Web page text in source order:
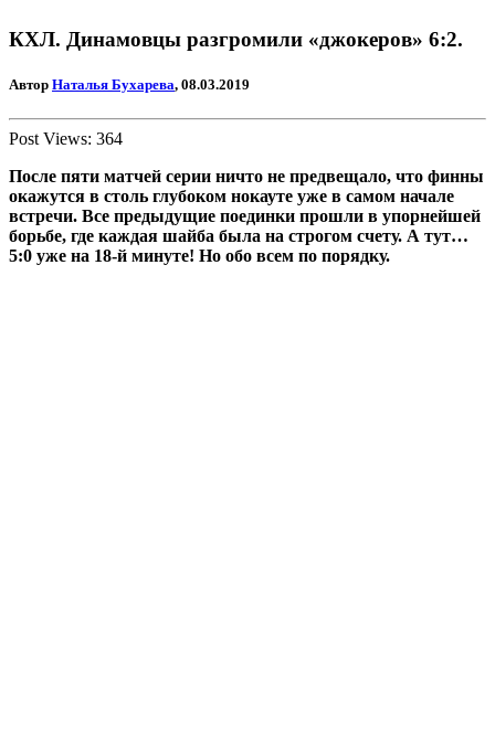
КХЛ. Динамовцы разгромили «джокеров» 6:2.
Автор Наталья Бухарева, 08.03.2019
Post Views: 364
После пяти матчей серии ничто не предвещало, что финны
окажутся в столь глубоком нокауте уже в самом начале
встречи. Все предыдущие поединки прошли в упорнейшей
борьбе, где каждая шайба была на строгом счету. А тут…
5:0 уже на 18-й минуте! Но обо всем по порядку.